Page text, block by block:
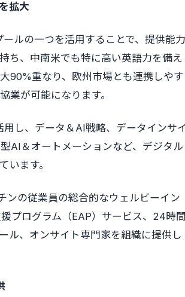
拡大
ルの一つを活用することで、提供能力
ち、中南米でも特に高い英語力を備え
90%重なり、欧州市場とも連携しやす
業が可能になります。
し、データ＆AI戦略、データインサ
AI＆オートメーションなど、デジタル
います。
ンの従業員の総合的なウェルビーイン
プログラム（EAP）サービス、24時間
ル、オンサイト専門家を組織に提供し